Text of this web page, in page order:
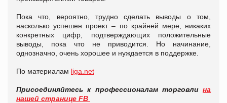
Пока что, вероятно, трудно сделать выводы о том,
насколько успешен проект – по крайней мере, никаких
конкретных цифр, подтверждающих положительные
выводы, пока что не приводится. Но начинание,
однозначно, очень хорошее и нуждается в поддержке.
По материалам liga.net
Присоединяйтесь к профессионалам торговли на
нашей странице FB